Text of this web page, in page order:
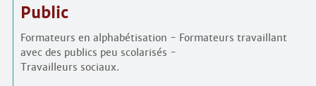
Public
Formateurs en alphabétisation - Formateurs travaillant
avec des publics peu scolarisés -
Travailleurs sociaux.